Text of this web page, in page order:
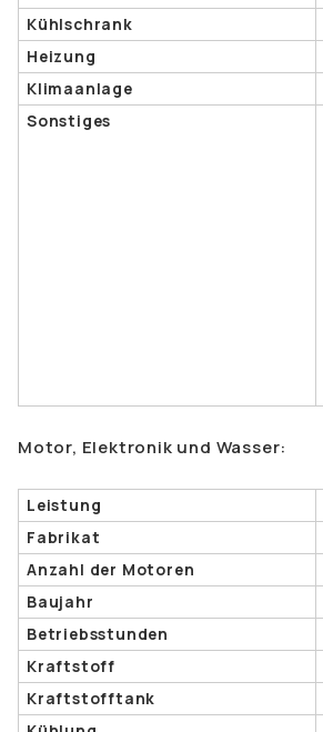
Kühlschrank
Heizung
Klimaanlage
Sonstiges
Motor, Elektronik und Wasser:
Leistung
Fabrikat
Anzahl der Motoren
Baujahr
Betriebsstunden
Kraftstoff
Kraftstofftank